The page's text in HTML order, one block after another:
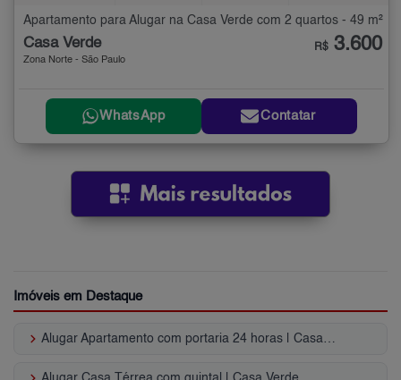
Apartamento para Alugar na Casa Verde com 2 quartos - 49 m²
Casa Verde
Zona Norte - São Paulo
R$ 3.600
WhatsApp Contatar
Imóveis em Destaque
keyboard_arrow_right